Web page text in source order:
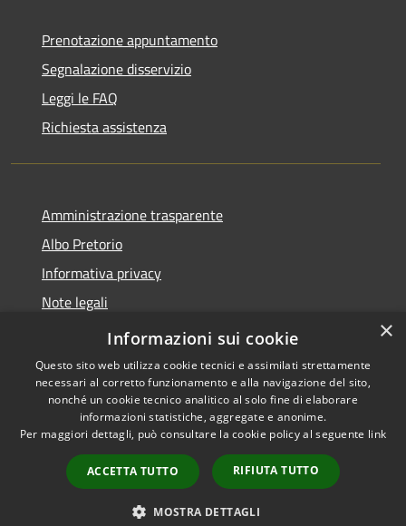
Prenotazione appuntamento
Segnalazione disservizio
Leggi le FAQ
Richiesta assistenza
Amministrazione trasparente
Albo Pretorio
Informativa privacy
Note legali
Dichiarazione di accessibilità
Accessibilità
Copyright © 2026 • Città di
Andria • Powered by
Municipium•
Accesso
redazione
×
Informazioni sui cookie
Questo sito web utilizza cookie tecnici e assimilati strettamente
necessari al corretto funzionamento e alla navigazione del sito,
nonché un cookie tecnico analitico al solo fine di elaborare
informazioni statistiche, aggregate e anonime.
Per maggiori dettagli, può consultare la cookie policy al seguente link
ACCETTA TUTTO RIFIUTA TUTTO
MOSTRA DETTAGLI